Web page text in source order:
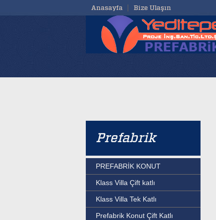
Anasayfa Bize Ulaşın
Prefabrik
PREFABRİK KONUT
Klass Villa Çift katlı
Klass Villa Tek Katlı
Prefabrik Konut Çift Katlı